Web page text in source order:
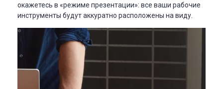
окажетесь в «режиме презентации»: все ваши рабочие
инструменты будут аккуратно расположены на виду.